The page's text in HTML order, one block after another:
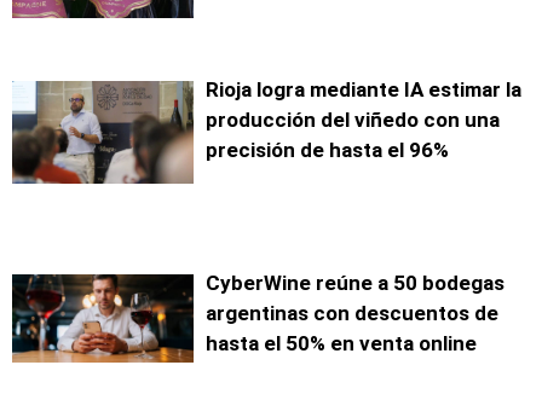
Rioja logra mediante IA estimar la
producción del viñedo con una
precisión de hasta el 96%
CyberWine reúne a 50 bodegas
argentinas con descuentos de
hasta el 50% en venta online